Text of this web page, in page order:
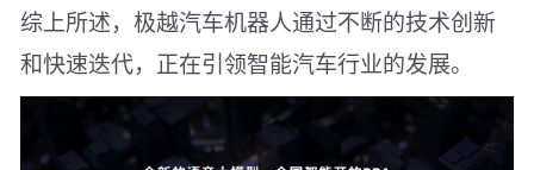
综上所述，极越汽车机器人通过不断的技术创新
和快速迭代，正在引领智能汽车行业的发展。